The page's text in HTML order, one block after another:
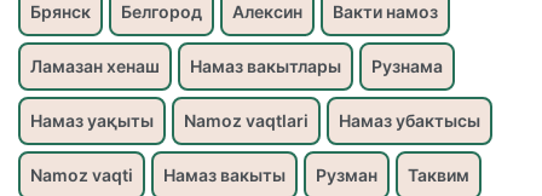
Брянск Белгород Алексин Вакти намоз
Ламазан хенаш Намаз вакытлары Рузнама
Намаз уақыты Namoz vaqtlari Намаз убактысы
Namoz vaqti Намаз вакыты Рузман Таквим